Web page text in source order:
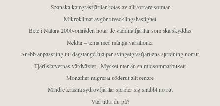
Spanska kamgräsfjärilar hotas av allt torrare somrar
Mikroklimat avgör utvecklingshastighet
Bete i Natura 2000-områden hotar de väddnätfjärilar som ska skyddas
Nektar – tema med många variationer
Snabb anpassning till dagslängd hjälper svingelgräsfjärilens spridning norrut
Fjärilslarvernas värdväxter– Mycket mer än en midsommarbukett
Monarker migrerar söderut allt senare
Mindre kräsna sydrovfjärilar sprider sig snabbt norrut
Vad tittar du på?